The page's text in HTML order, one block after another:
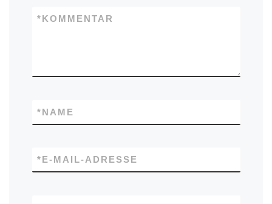
KOMMENTAR
*
NAME
*
E-MAIL-ADRESSE
*